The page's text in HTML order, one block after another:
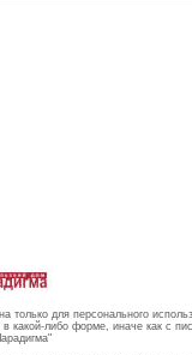
только для персонального
какой-либо форме, иначе как с